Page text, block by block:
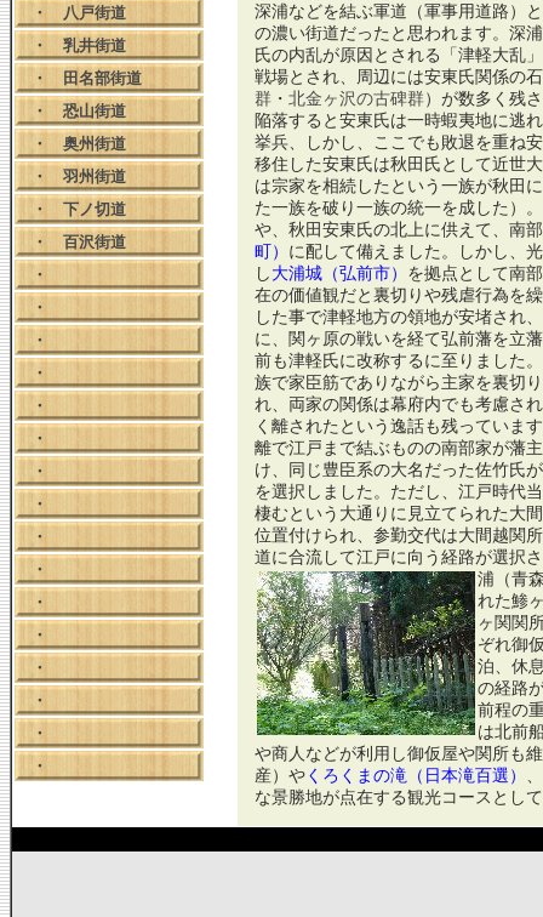
・ 八戸街道
・ 乳井街道
・
田名部街道
・ 恐山街道
・ 奥州街道
・ 羽州街道
・ 下ノ切道
・ 百沢街道
・
・
・
・
・
・
・
・
・
・
・
・
・
・
・
・
深浦などを結ぶ軍道（軍事用道路）
の濃い街道だったと思われます。深
氏の内乱が原因とされる「津軽大乱
戦場とされ、周辺には安東氏関係の
群・ 北金ヶ沢の古碑群）が数多く残
陥落すると安東氏は一時蝦夷地に逃
挙兵、しかし、ここでも敗退を重ね
移住した安東氏は秋田氏として近世
は宗家を相続したという一族が秋田
た一族を破り一族の統一を成した）
や、秋田安東氏の北上に供えて、南
町） に配して備えました。しかし、
し 大浦城（弘前市） を拠点として南
在の価値観だと裏切りや残虐行為を
した事で津軽地方の領地が安堵され
に、関ヶ原の戦いを経て弘前藩を立
前も津軽氏に改称するに至りました
族で家臣筋でありながら主家を裏切
れ、両家の関係は幕府内でも考慮さ
く離されたという逸話も残っていま
離で江戸まで結ぶものの南部家が藩
け、同じ豊臣系の大名だった佐竹氏
を選択しました。ただし、江戸時代
棲むという大通りに見立てられた大
位置付けられ、参勤交代は大間越関
道に合流して江戸に向う経路が選択
浦（青
れた鯵
ヶ関関
ぞれ御
泊、休
の経路
前程の
は北前
や商人などが利用し御仮屋や関所も
産）やくろくまの滝（日本滝百選） 、
な景勝地が点在する観光コースとし